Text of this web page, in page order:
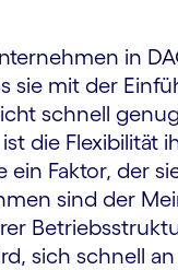
in
sie mit der
schnell genug
die Flexibilität
ein Faktor, der
sind der
sich schnell